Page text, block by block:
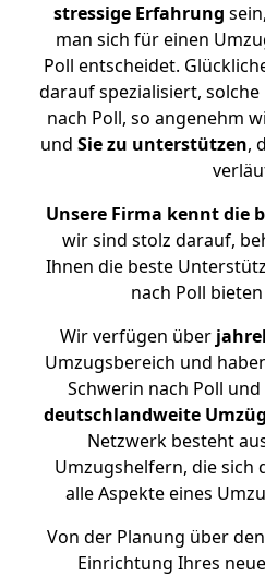
stressige Erfahrung
man sich für einen
Poll entscheidet.
darauf spezialisiert,
nach Poll, so angenehm
und Sie zu unterstützen,
Unsere Firma kennt die
wir sind stolz darauf,
Ihnen die beste
nach Poll
Wir verfügen über
Umzugsbereich und
Schwerin nach Poll
deutschlandweite
Netzwerk besteht
Umzugshelfern, die sich
alle Aspekte eines
Von der Planung über
Einrichtung Ihres